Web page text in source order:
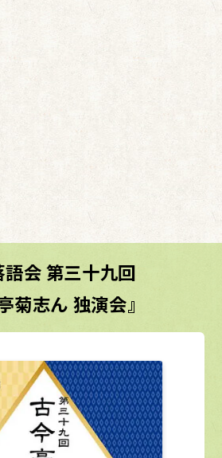
会 第三十九回
菊志ん 独演会』